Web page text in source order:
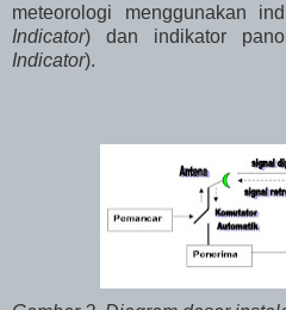
meteorologi menggunakan
Indicator) dan indikator
Indicator).